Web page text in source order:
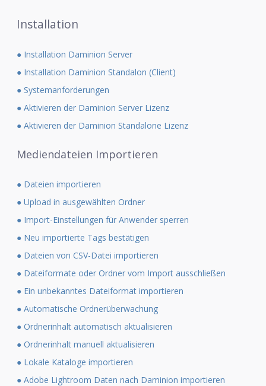
Installation
● Installation Daminion Server
● Installation Daminion Standalon (Client)
● Systemanforderungen
● Aktivieren der Daminion Server Lizenz
● Aktivieren der Daminion Standalone Lizenz
Mediendateien Importieren
● Dateien importieren
● Upload in ausgewählten Ordner
● Import-Einstellungen für Anwender sperren
● Neu importierte Tags bestätigen
● Dateien von CSV-Datei importieren
● Dateiformate oder Ordner vom Import ausschließen
● Ein unbekanntes Dateiformat importieren
● Automatische Ordnerüberwachung
● Ordnerinhalt automatisch aktualisieren
● Ordnerinhalt manuell aktualisieren
● Lokale Kataloge importieren
● Adobe Lightroom Daten nach Daminion importieren